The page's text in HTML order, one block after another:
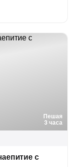
Пешая
3 часа
с